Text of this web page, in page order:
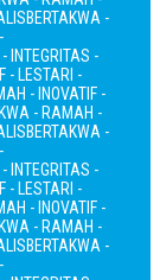
BERTAKWA -
INTEGRITAS -
- LESTARI -
- INOVATIF -
- RAMAH -
BERTAKWA -
INTEGRITAS -
- LESTARI -
- INOVATIF -
- RAMAH -
BERTAKWA -